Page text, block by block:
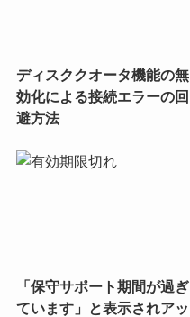
ディスククオータ機能の無
効化による接続エラーの回
避方法
「保守サポート期間が過ぎ
ています」と表示されアッ